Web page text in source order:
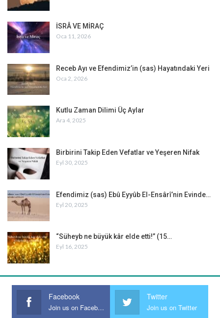
İSRÂ VE MİRAÇ
Oca 11, 2026
Receb Ayı ve Efendimiz’in (sas) Hayatındaki Yeri
Oca 2, 2026
Kutlu Zaman Dilimi Üç Aylar
Ara 4, 2025
Birbirini Takip Eden Vefatlar ve Yeşeren Nifak
Eyl 30, 2025
Efendimiz (sas) Ebû Eyyûb El-Ensârî’nin Evinde…
Eyl 20, 2025
“Süheyb ne büyük kâr elde etti!” (15…
Eyl 16, 2025
Facebook
Join us on Facebook
Twitter
Join us on Twitter